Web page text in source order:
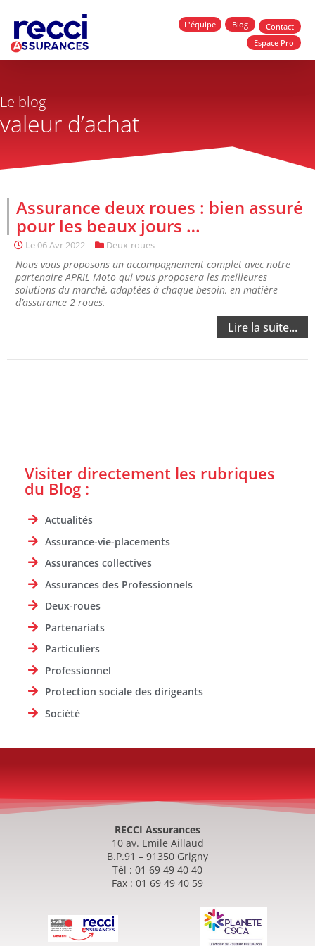
L'équipe Blog
Contact
Espace Pro
Le blog
valeur d’achat
Assurance deux roues : bien assuré
pour les beaux jours …
Le06 Avr 2022 Deux-roues
Nous vous proposons un accompagnement complet avec notre
partenaire APRIL Moto qui vous proposera les meilleures
solutions du marché, adaptées à chaque besoin, en matière
d’assurance 2 roues.
Lire la suite...
Visiter directement les rubriques
du Blog :
Actualités
Assurance-vie-placements
Assurances collectives
Assurances des Professionnels
Deux-roues
Partenariats
Particuliers
Professionnel
Protection sociale des dirigeants
Société
RECCI Assurances
10 av. Emile Aillaud
B.P.91 – 91350 Grigny
Tél : 01 69 49 40 40
Fax : 01 69 49 40 59